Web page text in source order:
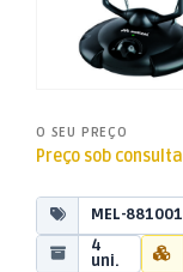
O SEU PREÇO
Preço sob consulta
MEL-881001
4
uni.